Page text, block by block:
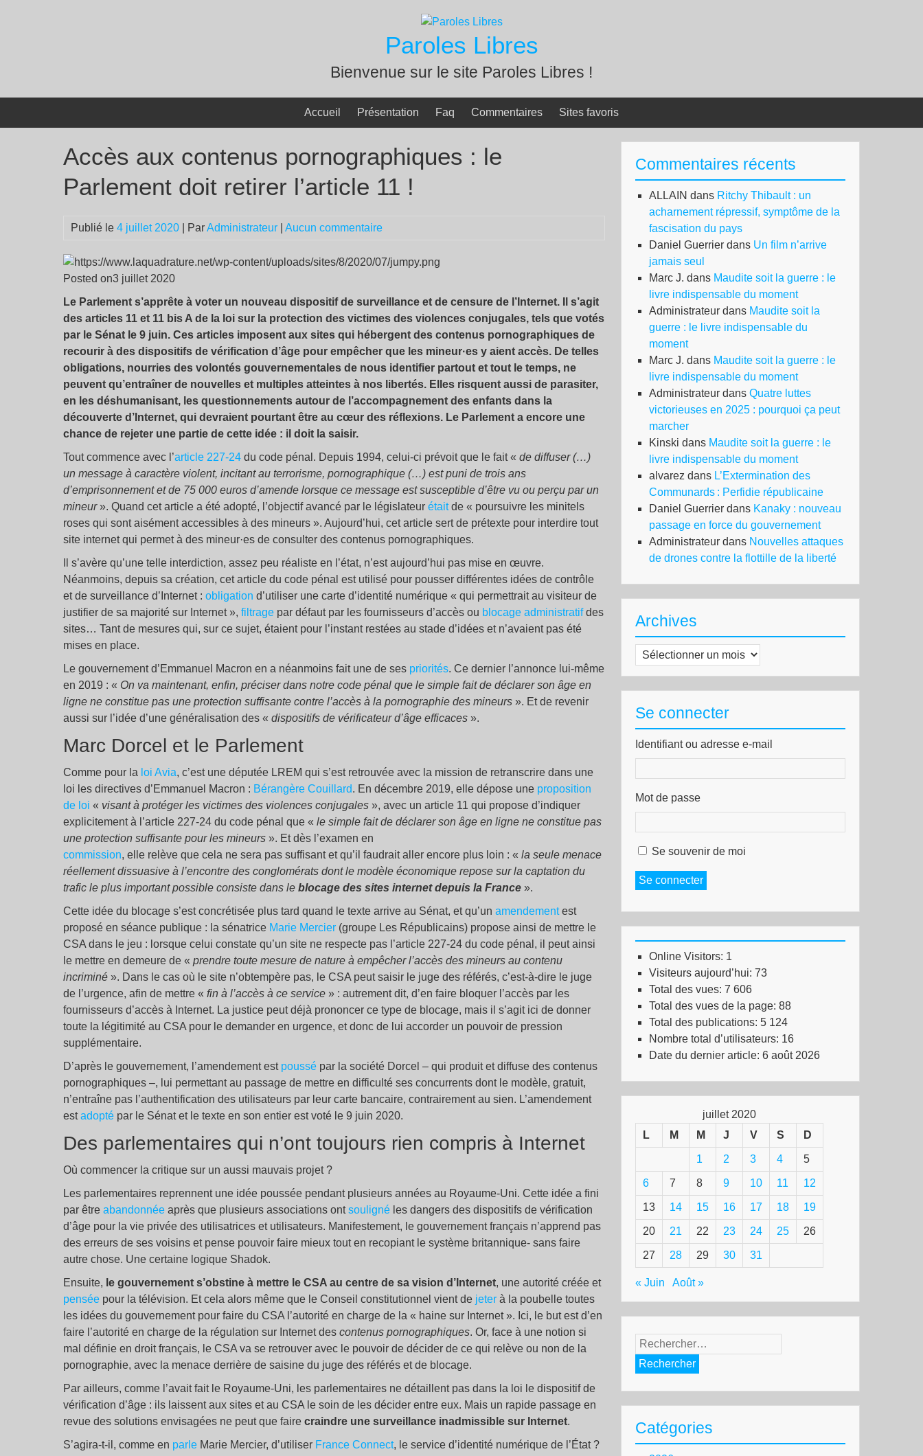
Paroles Libres
Bienvenue sur le site Paroles Libres !
Accueil Présentation Faq Commentaires Sites favoris
Accès aux contenus pornographiques : le
Parlement doit retirer l’article 11 !
Publié le 4 juillet 2020 | ParAdministrateur Aucun commentaire
Posted on3 juillet 2020
Le Parlement s’apprête à voter un nouveau dispositif de surveillance et de censure de l’Internet. Il s’agit
des articles 11 et 11 bis A de la loi sur la protection des victimes des violences conjugales, tels que votés
par le Sénat le 9 juin. Ces articles imposent aux sites qui hébergent des contenus pornographiques de
recourir à des dispositifs de vérification d’âge pour empêcher que les mineur·es y aient accès. De telles
obligations, nourries des volontés gouvernementales de nous identifier partout et tout le temps, ne
peuvent qu’entraîner de nouvelles et multiples atteintes à nos libertés. Elles risquent aussi de parasiter,
en les déshumanisant, les questionnements autour de l’accompagnement des enfants dans la
découverte d’Internet, qui devraient pourtant être au cœur des réflexions. Le Parlement a encore une
chance de rejeter une partie de cette idée : il doit la saisir.
Tout commence avec l’article 227-24 du code pénal. Depuis 1994, celui-ci prévoit que le fait « de diffuser (…)
un message à caractère violent, incitant au terrorisme, pornographique (…) est puni de trois ans
d’emprisonnement et de 75 000 euros d’amende lorsque ce message est susceptible d’être vu ou perçu par un
mineur». Quand cet article a été adopté, l’objectif avancé par le législateur étaitde « poursuivre les minitels
roses qui sont aisément accessibles à des mineurs ». Aujourd’hui, cet article sert de prétexte pour interdire tout
site internet qui permet à des mineur·es de consulter des contenus pornographiques.
Il s’avère qu’une telle interdiction, assez peu réaliste en l’état, n’est aujourd’hui pas mise en œuvre.
Néanmoins, depuis sa création, cet article du code pénal est utilisé pour pousser différentes idées de contrôle
et de surveillance d’Internet : obligation d’utiliser une carte d’identité numérique « qui permettrait au visiteur de
justifier de sa majorité sur Internet », filtrage par défaut par les fournisseurs d’accès ou blocage administratifdes
sites… Tant de mesures qui, sur ce sujet, étaient pour l’instant restées au stade d’idées et n’avaient pas été
mises en place.
Le gouvernement d’Emmanuel Macron en a néanmoins fait une de ses priorités. Ce dernier l’annonce lui-même
en 2019 : « On va maintenant, enfin, préciser dans notre code pénal que le simple fait de déclarer son âge en
ligne ne constitue pas une protection suffisante contre l’accès à la pornographie des mineurs ». Et de revenir
aussi sur l’idée d’une généralisation des « dispositifs de vérificateur d’âge efficaces ».
Marc Dorcel et le Parlement
Comme pour la loi Avia, c’est une députée LREM qui s’est retrouvée avec la mission de retranscrire dans une
loi les directives d’Emmanuel Macron : Bérangère Couillard. En décembre 2019, elle dépose une proposition
de loi « visant à protéger les victimes des violences conjugales », avec un article 11 qui propose d’indiquer
explicitement à l’article 227-24 du code pénal que « le simple fait de déclarer son âge en ligne ne constitue pas
une protection suffisante pour les mineurs ». Et dès l’examen en
commission, elle relève que cela ne sera pas suffisant et qu’il faudrait aller encore plus loin : « la seule menace
réellement dissuasive à l’encontre des conglomérats dont le modèle économique repose sur la captation du
trafic le plus important possible consiste dans le blocage des sites internet depuis la France ».
Cette idée du blocage s’est concrétisée plus tard quand le texte arrive au Sénat, et qu’un amendementest
proposé en séance publique : la sénatrice Marie Mercier (groupe Les Républicains) propose ainsi de mettre le
CSA dans le jeu : lorsque celui constate qu’un site ne respecte pas l’article 227-24 du code pénal, il peut ainsi
le mettre en demeure de « prendre toute mesure de nature à empêcher l’accès des mineurs au contenu
incriminé ». Dans le cas où le site n’obtempère pas, le CSA peut saisir le juge des référés, c’est-à-dire le juge
de l’urgence, afin de mettre « fin à l’accès à ce service » : autrement dit, d’en faire bloquer l’accès par les
fournisseurs d’accès à Internet. La justice peut déjà prononcer ce type de blocage, mais il s’agit ici de donner
toute la légitimité au CSA pour le demander en urgence, et donc de lui accorder un pouvoir de pression
supplémentaire.
D’après le gouvernement, l’amendement est poussé par la société Dorcel – qui produit et diffuse des contenus
pornographiques –, lui permettant au passage de mettre en difficulté ses concurrents dont le modèle, gratuit,
n’entraîne pas l’authentification des utilisateurs par leur carte bancaire, contrairement au sien. L’amendement
estadopté par le Sénat et le texte en son entier est voté le 9 juin 2020.
Des parlementaires qui n’ont toujours rien compris à Internet
Où commencer la critique sur un aussi mauvais projet ?
Les parlementaires reprennent une idée poussée pendant plusieurs années au Royaume-Uni. Cette idée a fini
par être abandonnée après que plusieurs associations ontsouligné les dangers des dispositifs de vérification
d’âge pour la vie privée des utilisatrices et utilisateurs. Manifestement, le gouvernement français n’apprend pas
des erreurs de ses voisins et pense pouvoir faire mieux tout en recopiant le système britannique- sans faire
autre chose. Une certaine logique Shadok.
Ensuite, le gouvernement s’obstine à mettre le CSA au centre de sa vision d’Internet, une autorité créée et
pensée pour la télévision. Et cela alors même que le Conseil constitutionnel vient de jeter à la poubelle toutes
les idées du gouvernement pour faire du CSA l’autorité en charge de la « haine sur Internet ». Ici, le but est d’en
faire l’autorité en charge de la régulation sur Internet des contenus pornographiques. Or, face à une notion si
mal définie en droit français, le CSA va se retrouver avec le pouvoir de décider de ce qui relève ou non de la
pornographie, avec la menace derrière de saisine du juge des référés et de blocage.
Par ailleurs, comme l’avait fait le Royaume-Uni, les parlementaires ne détaillent pas dans la loi le dispositif de
vérification d’âge : ils laissent aux sites et au CSA le soin de les décider entre eux. Mais un rapide passage en
revue des solutions envisagées ne peut que faire craindre une surveillance inadmissible sur Internet.
S’agira-t-il, comme en parle Marie Mercier, d’utiliser France Connect, le service d’identité numérique de l’État ?
Commentaires récents
ALLAIN dans Ritchy Thibault : un
acharnement répressif, symptôme de la
fascisation du pays
Daniel Guerrier dans Un film n’arrive
jamais seul
Marc J. dans Maudite soit la guerre : le
livre indispensable du moment
Administrateur dans Maudite soit la
guerre : le livre indispensable du
moment
Marc J. dans Maudite soit la guerre : le
livre indispensable du moment
Administrateur dans Quatre luttes
victorieuses en 2025 : pourquoi ça peut
marcher
Kinski dans Maudite soit la guerre : le
livre indispensable du moment
alvarez dans L’Extermination des
Communards : Perfidie républicaine
Daniel Guerrier dans Kanaky : nouveau
passage en force du gouvernement
Administrateur dans Nouvelles attaques
de drones contre la flottille de la liberté
Archives
Archives
Se connecter
Identifiant ou adresse e-mail
Mot de passe
Se souvenir de moi
Se connecter
Online Visitors: 1
Visiteurs aujourd’hui: 73
Total des vues: 7 606
Total des vues de la page: 88
Total des publications: 5 124
Nombre total d’utilisateurs: 16
Date du dernier article: 6 août 2026
juillet 2020
L
M M J V S D
1 2 3 4 5
6 7 8 9 10 11 12
13 14 15 16 17 18 19
20 21 22 23 24 25 26
27 28 29 30 31
« Juin Août »
Rechercher :
Catégories